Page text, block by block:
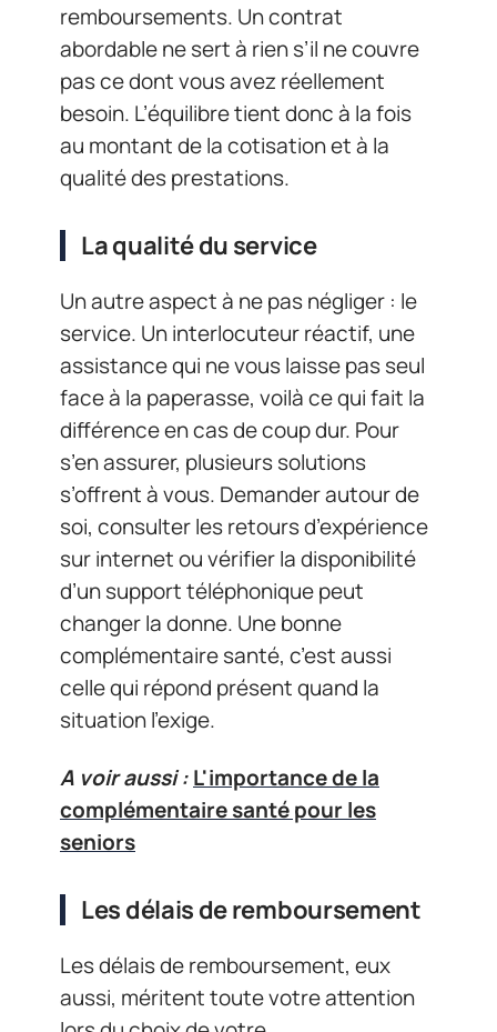
remboursements. Un contrat
abordable ne sert à rien s’il ne couvre
pas ce dont vous avez réellement
besoin. L’équilibre tient donc à la fois
au montant de la cotisation et à la
qualité des prestations.
La qualité du service
Un autre aspect à ne pas négliger : le
service. Un interlocuteur réactif, une
assistance qui ne vous laisse pas seul
face à la paperasse, voilà ce qui fait la
différence en cas de coup dur. Pour
s’en assurer, plusieurs solutions
s’offrent à vous. Demander autour de
soi, consulter les retours d’expérience
sur internet ou vérifier la disponibilité
d’un support téléphonique peut
changer la donne. Une bonne
complémentaire santé, c’est aussi
celle qui répond présent quand la
situation l’exige.
A voir aussi :L'importance de la
complémentaire santé pour les
seniors
Les délais de remboursement
Les délais de remboursement, eux
aussi, méritent toute votre attention